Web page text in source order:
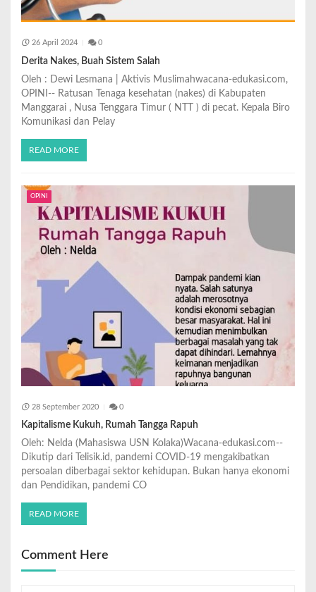
26 April 2024 0
Derita Nakes, Buah Sistem Salah
Oleh : Dewi Lesmana | Aktivis Muslimahwacana-edukasi.com,
OPINI-- Ratusan Tenaga kesehatan (nakes) di Kabupaten
Manggarai , Nusa Tenggara Timur ( NTT ) di pecat. Kepala Biro
Komunikasi dan Pelay
READ MORE
OPINI
28 September 2020 0
Kapitalisme Kukuh, Rumah Tangga Rapuh
Oleh: Nelda (Mahasiswa USN Kolaka)Wacana-edukasi.com--
Dikutip dari Telisik.id, pandemi COVID-19 mengakibatkan
persoalan diberbagai sektor kehidupan. Bukan hanya ekonomi
dan Pendidikan, pandemi CO
READ MORE
Comment Here